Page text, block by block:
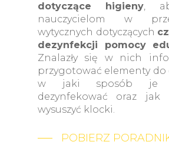
dotyczące higieny,
nauczycielom w
wytycznych dotyczących
dezynfekcji pomocy
Znalazły się w nich
przygotować elementy do
w jaki sposób je
dezynfekować oraz jak
wysuszyć klocki.
POBIERZ